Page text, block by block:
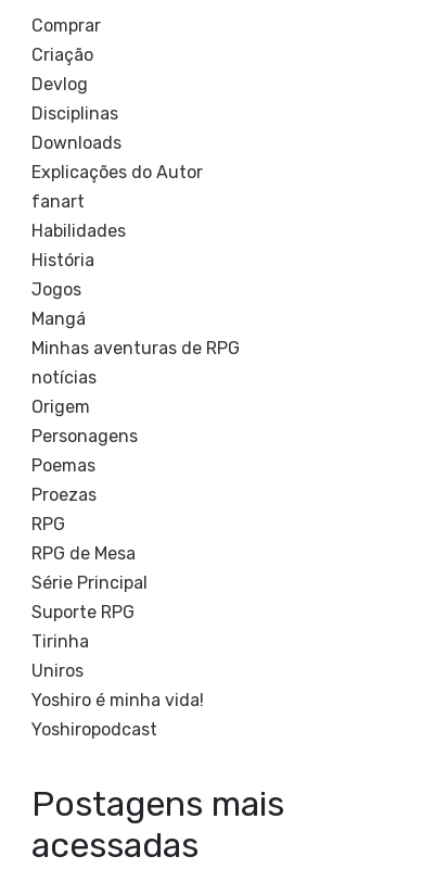
Comprar
Criação
Devlog
Disciplinas
Downloads
Explicações do Autor
fanart
Habilidades
História
Jogos
Mangá
Minhas aventuras de RPG
notícias
Origem
Personagens
Poemas
Proezas
RPG
RPG de Mesa
Série Principal
Suporte RPG
Tirinha
Uniros
Yoshiro é minha vida!
Yoshiropodcast
Postagens mais
acessadas